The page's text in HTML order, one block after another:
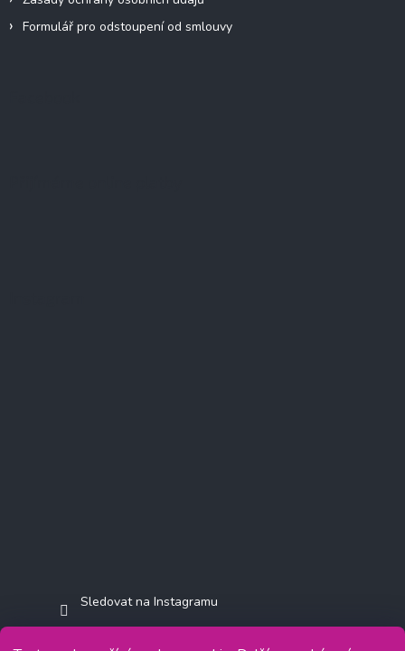
Formulář pro odstoupení od smlouvy
Sledovat na Instagramu